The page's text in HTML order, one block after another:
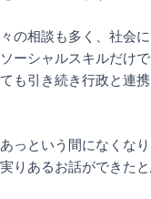
の相談も多く、社会
ーシャルスキルだけ
も引き続き行政と連
っという間になくな
りあるお話ができたと